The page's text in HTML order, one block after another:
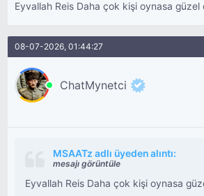
Eyvallah Reis Daha çok kişi oynasa güzel
08-07-2026, 01:44:27
ChatMynetci
MSAATz adlı üyeden alıntı:
mesajı görüntüle
Eyvallah Reis Daha çok kişi oynasa